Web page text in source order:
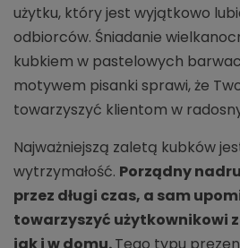
użytku, który jest wyjątkowo
odbiorców. Śniadanie
kubkiem w pastelowych
motywem pisanki sprawi, że
towarzyszyć klientom w
Najważniejszą zaletą kubków
wytrzymałość. Porządny
przez długi czas, a sam
towarzyszyć użytkownikowi
jak i w domu.Tego typu